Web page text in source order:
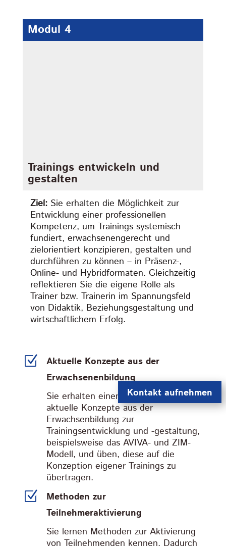
Kontakt aufnehmen
Modul 4
Trainings entwickeln und
gestalten
Ziel:Sie erhalten die Möglichkeit zur
Entwicklung einer professionellen
Kompetenz, um Trainings systemisch
fundiert, erwachsenengerecht und
zielorientiert konzipieren, gestalten und
durchführen zu können – in Präsenz-,
Online- und Hybridformaten. Gleichzeitig
reflektieren Sie die eigene Rolle als
Trainer bzw. Trainerin im Spannungsfeld
von Didaktik, Beziehungsgestaltung und
wirtschaftlichem Erfolg.
Z
Aktuelle Konzepte aus der
Erwachsenenbildung
Sie erhalten einen Überblick über
aktuelle Konzepte aus der
Erwachsenbildung zur
Trainingsentwicklung und -gestaltung,
beispielsweise das AVIVA- und ZIM-
Modell, und üben, diese auf die
Konzeption eigener Trainings zu
übertragen.
Z
Methoden zur
Teilnehmeraktivierung
Sie lernen Methoden zur Aktivierung
von Teilnehmenden kennen. Dadurch